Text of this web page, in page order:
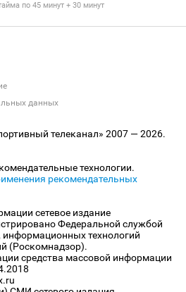
по 45 минут + 30 минут
данных
телеканал» 2007 — 2026.
технологии.
рекомендательных
сетевое издание
Федеральной службой
информационных технологий
(Роскомнадзор).
средства массовой информации